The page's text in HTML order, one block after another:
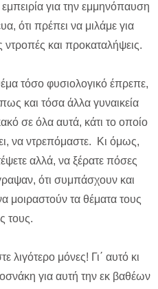
για την εμμηνόπαυση
ότι πρέπει να μιλάμε για
ντροπές και προκαταλήψεις.
τόσο φυσιολογικό έπρεπε,
και τόσα άλλα γυναικεία
σε όλα αυτά, κάτι το οποίο
να ντρεπόμαστε. Κι όμως,
αλλά, να ξέρατε πόσες
ότι συμπάσχουν και
μοιραστούν τα θέματα τους
τους.
λιγότερο μόνες! Γι΄ αυτό κι
για αυτή την εκ βαθέων